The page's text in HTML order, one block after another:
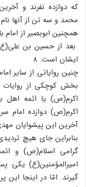
که دوازده نفرند و
محمد و سه تن از آنها نام
همچنین ابوبصیر از امام
بعد از حسین بن
ایشان است. ۸
چنین روایاتی از سایر
بخش کوچکی از روایات
اکرم‏(ص) یا ائمه
اکرم‏(ص) دوازده امام
آخرین این پیشوایان
بنابراین جای هیچ
گرامی اسلام(ص) و
امیرالمؤمنین(ع) یکی
گیرند. امّا در اینجا